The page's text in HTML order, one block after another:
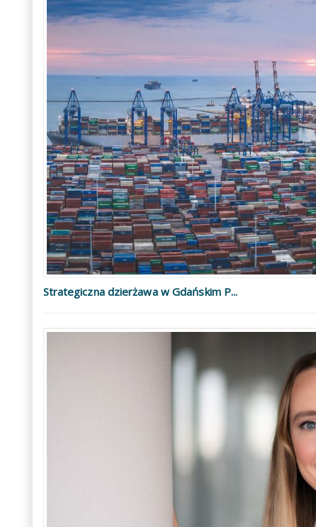
Strategiczna dzierżawa w Gdańskim P...